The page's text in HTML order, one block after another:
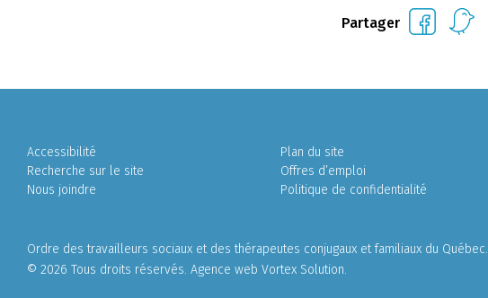
Partager
Accessibilité
Recherche sur le site
Nous joindre
Plan du site
Offres d’emploi
Politique de confidentialité
Ordre des travailleurs sociaux et des thérapeutes conjugaux et familiaux du Québec.
© 2026 Tous droits réservés. Agence web Vortex Solution.